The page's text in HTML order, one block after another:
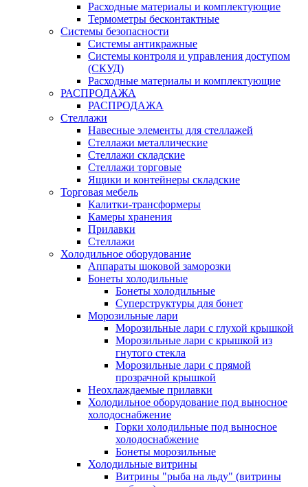
Расходные материалы и комплектующие
Термометры бесконтактные
Системы безопасности
Системы антикражные
Системы контроля и управления доступом
(СКУД)
Расходные материалы и комплектующие
РАСПРОДАЖА
РАСПРОДАЖА
Стеллажи
Навесные элементы для стеллажей
Стеллажи металлические
Стеллажи складские
Стеллажи торговые
Ящики и контейнеры складские
Торговая мебель
Калитки-трансформеры
Камеры хранения
Прилавки
Стеллажи
Холодильное оборудование
Аппараты шоковой заморозки
Бонеты холодильные
Бонеты холодильные
Суперструктуры для бонет
Морозильные лари
Морозильные лари с глухой крышкой
Морозильные лари с крышкой из
гнутого стекла
Морозильные лари с прямой
прозрачной крышкой
Неохлаждаемые прилавки
Холодильное оборудование под выносное
холодоснабжение
Горки холодильные под выносное
холодоснабжение
Бонеты морозильные
Холодильные витрины
Витрины "рыба на льду" (витрины